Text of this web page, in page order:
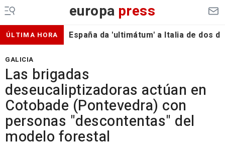
europa press
ÚLTIMA HORA España da 'ultimátum' a Italia de dos
GALICIA
Las brigadas
deseucaliptizadoras actúan en
Cotobade (Pontevedra) con
personas "descontentas" del
modelo forestal